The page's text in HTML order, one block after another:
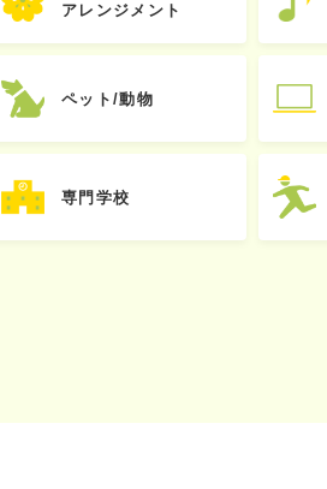
アレンジメント
ペット/動物
専門学校